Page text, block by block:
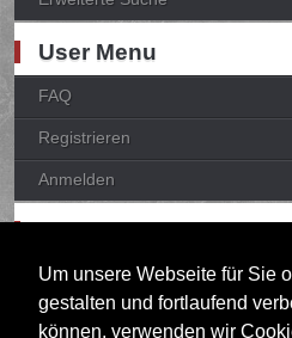
Um unsere Webseite für Sie
gestalten und fortlaufend
können, verwenden wir
User Menu
FAQ
Registrieren
Anmelden